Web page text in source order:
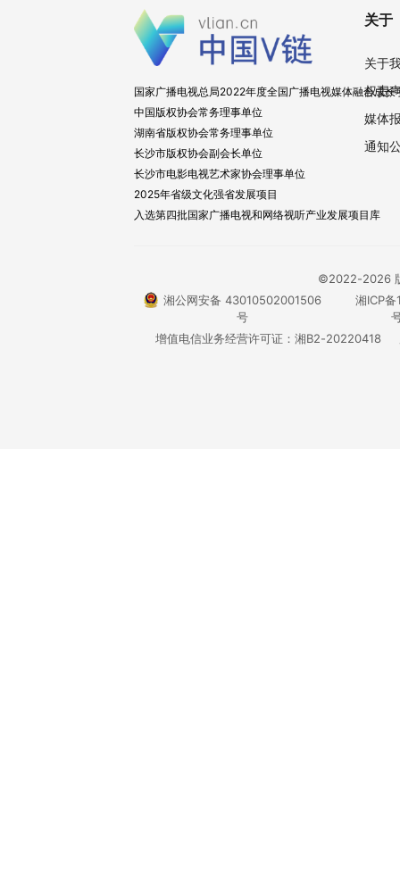
国家广播电视总局2022年度全国广播电视媒体融合成长
中国版权协会常务理事单位
湖南省版权协会常务理事单位
长沙市版权协会副会长单位
长沙市电影电视艺术家协会理事单位
2025年省级文化强省发展项目
入选第四批国家广播电视和网络视听产业发展项目库
关于
关于
权责
媒体
通知
©2022-2026
湘公网安备 43010502001506
号
湘ICP
增值电信业务经营许可证：湘B2-20220418